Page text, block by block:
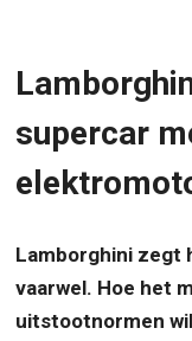
supercar
Lamborghini zegt
vaarwel. Hoe het
uitstootnormen